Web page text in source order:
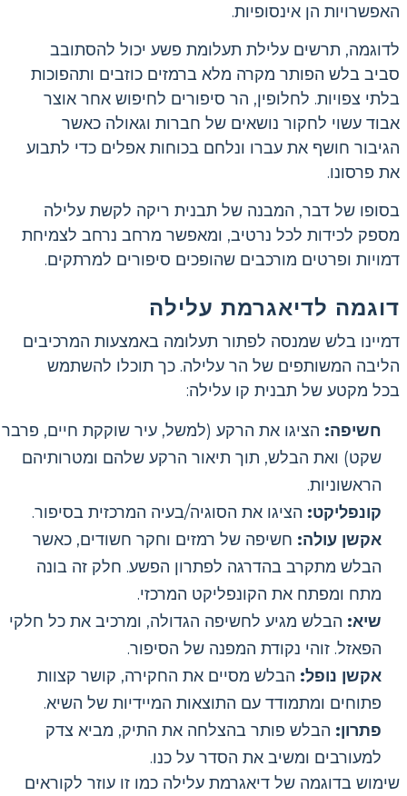
האפשרויות הן אינסופיות.
לדוגמה, תרשים עלילת תעלומת פשע יכול להסתובב
סביב בלש הפותר מקרה מלא ברמזים כוזבים ותהפוכות
בלתי צפויות. לחלופין, הר סיפורים לחיפוש אחר אוצר
אבוד עשוי לחקור נושאים של חברות וגאולה כאשר
הגיבור חושף את עברו ונלחם בכוחות אפלים כדי לתבוע
את פרסונו.
בסופו של דבר, המבנה של תבנית ריקה לקשת עלילה
מספק לכידות לכל נרטיב, ומאפשר מרחב נרחב לצמיחת
דמויות ופרטים מורכבים שהופכים סיפורים למרתקים.
דוגמה לדיאגרמת עלילה
דמיינו בלש שמנסה לפתור תעלומה באמצעות המרכיבים
הליבה המשותפים של הר עלילה. כך תוכלו להשתמש
בכל מקטע של תבנית קו עלילה:
חשיפה: הציגו את הרקע (למשל, עיר שוקקת חיים, פרבר
שקט) ואת הבלש, תוך תיאור הרקע שלהם ומטרותיהם
הראשוניות.
קונפליקט: הציגו את הסוגיה/בעיה המרכזית בסיפור.
אקשן עולה: חשיפה של רמזים וחקר חשודים, כאשר
הבלש מתקרב בהדרגה לפתרון הפשע. חלק זה בונה
מתח ומפתח את הקונפליקט המרכזי.
שיא: הבלש מגיע לחשיפה הגדולה, ומרכיב את כל חלקי
הפאזל. זוהי נקודת המפנה של הסיפור.
אקשן נופל: הבלש מסיים את החקירה, קושר קצוות
פתוחים ומתמודד עם התוצאות המיידיות של השיא.
פתרון: הבלש פותר בהצלחה את התיק, מביא צדק
למעורבים ומשיב את הסדר על כנו.
שימוש בדוגמה של דיאגרמת עלילה כמו זו עוזר לקוראים